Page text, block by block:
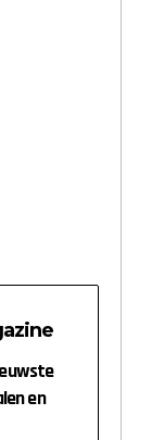
en